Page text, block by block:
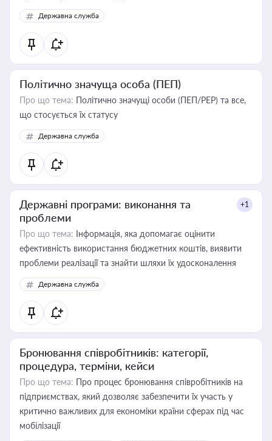
Державна служба
Політично значуща особа (ПЕП)
Про що тема: Політично значущі особи (ПЕП/PEP) та все,
що стосується їх статусу
Державна служба
Державні програми: виконання та
проблеми
+1
Про що тема: Інформація, яка допомагає оцінити
ефективність використання бюджетних коштів, виявити
проблеми реалізації та знайти шляхи їх удосконалення
Державна служба
Бронювання співробітників: категорії,
процедура, терміни, кейси
Про що тема: Про процес бронювання співробітників на
підприємствах, який дозволяє забезпечити їх участь у
критично важливих для економіки країни сферах під час
мобілізації